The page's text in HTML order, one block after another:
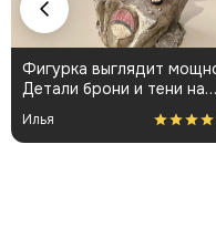
Фигурка выглядит
Детали брони и тени на
плаще проработаны
аккуратно. Пришла
и без повреждений.
Илья